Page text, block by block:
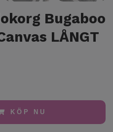
Bugaboo
LÅNGT
KÖP NU